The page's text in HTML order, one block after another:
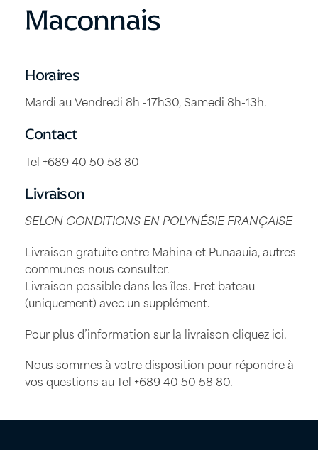
Maconnais
Horaires
Mardi au Vendredi 8h -17h30, Samedi 8h-13h.
Contact
Tel +689 40 50 58 80
Livraison
SELON CONDITIONS EN POLYNÉSIE FRANÇAISE
Livraison gratuite entre Mahina et Punaauia, autres
communes nous consulter.
Livraison possible dans les îles. Fret bateau
(uniquement) avec un supplément.
Pour plus d’information sur la livraisoncliquez ici.
Nous sommes à votre disposition pour répondre à
vos questions au Tel +689 40 50 58 80.
750 FCFP.